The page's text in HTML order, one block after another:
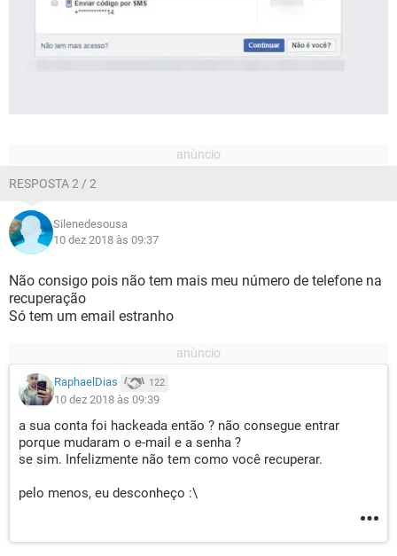
RESPOSTA 2 / 2
Silenedesousa
10 dez 2018 às 09:37
Não consigo pois não tem mais meu número de telefone na
recuperação
Só tem um email estranho
RaphaelDias 122
10 dez 2018 às 09:39
a sua conta foi hackeada então ? não consegue entrar
porque mudaram o e-mail e a senha ?
se sim. Infelizmente não tem como você recuperar.
pelo menos, eu desconheço :\